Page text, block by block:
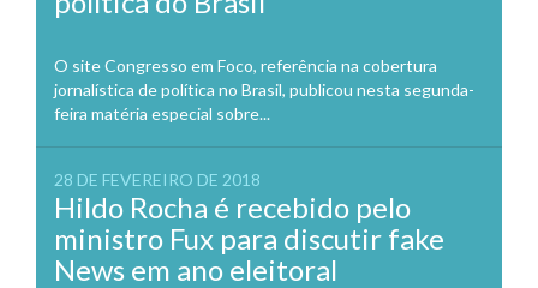
O site Congresso em Foco, referência na cobertura
jornalística de política no Brasil, publicou nesta segunda-
feira matéria especial sobre...
28 DE FEVEREIRO DE 2018
Hildo Rocha é recebido pelo
ministro Fux para discutir fake
News em ano eleitoral